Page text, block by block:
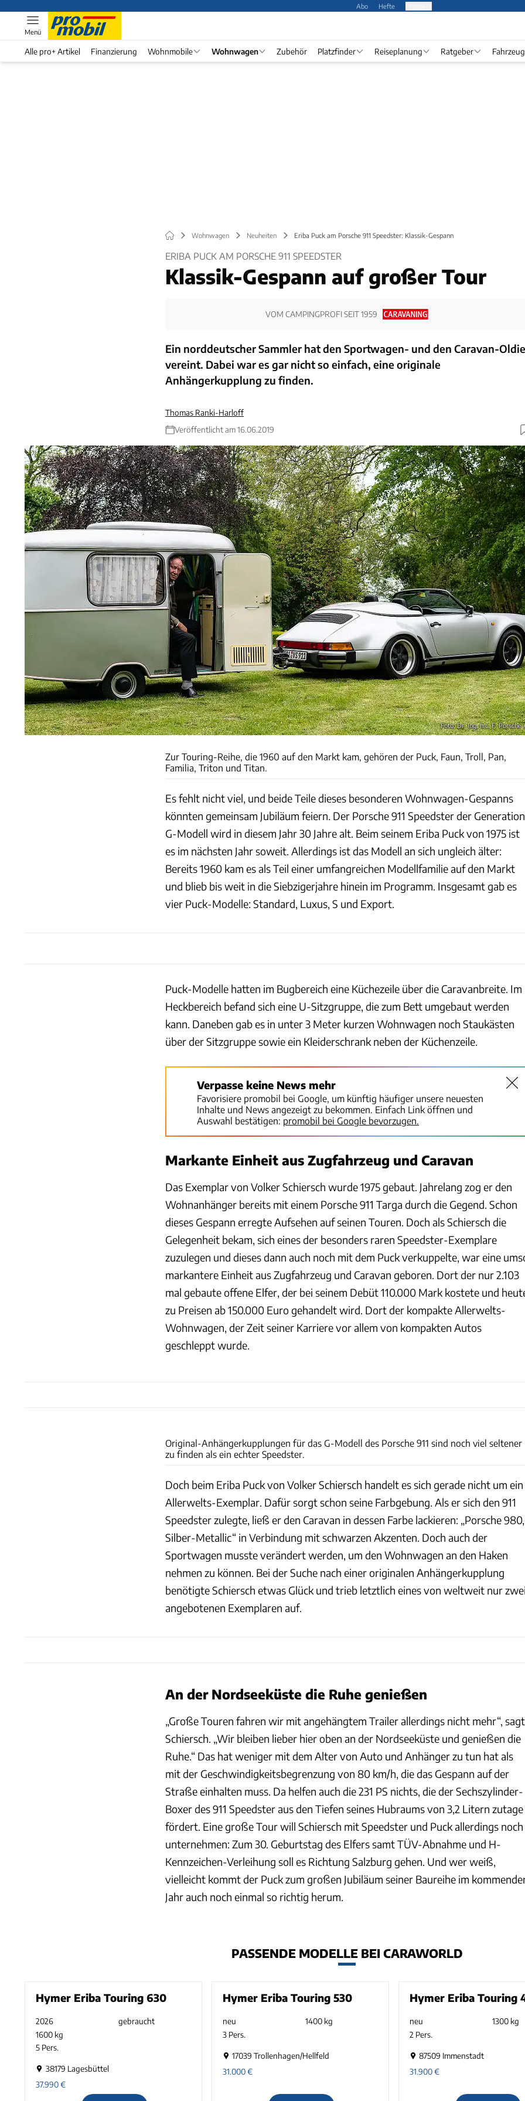
Abo Hefte
Menü
Alle pro+ Artikel Finanzierung Wohnmobile Wohnwagen Zubehör Platzfinder Reiseplanung Ratgeber
Wohnwagen Neuheiten Eriba Puck am Porsche 911 Speedster: Klassik-Gespann
ERIBA PUCK AM PORSCHE 911 SPEEDSTER
Klassik-Gespann auf großer Tour
VOM CAMPINGPROFI SEIT 1959
Ein norddeutscher Sammler hat den Sportwagen- und den Caravan-Oldie
vereint. Dabei war es gar nicht so einfach, eine originale
Anhängerkupplung zu finden.
Thomas Ranki-Harloff
Veröffentlicht am 16.06.2019
Foto: Dr. Ing. h.c. F. Porsche
Hymer
Zur Touring-Reihe, die 1960 auf den Markt kam, gehören der Puck, Faun, Troll, Pan,
Familia, Triton und Titan.
Es fehlt nicht viel, und beide Teile dieses besonderen Wohnwagen-Gespanns
könnten gemeinsam Jubiläum feiern. Der Porsche 911 Speedster der Generation
G-Modell wird in diesem Jahr 30 Jahre alt. Beim seinem Eriba Puck von 1975 ist
es im nächsten Jahr soweit. Allerdings ist das Modell an sich ungleich älter:
Bereits 1960 kam es als Teil einer umfangreichen Modellfamilie auf den Markt
und blieb bis weit in die Siebzigerjahre hinein im Programm. Insgesamt gab es
vier Puck-Modelle: Standard, Luxus, S und Export.
Puck-Modelle hatten im Bugbereich eine Küchezeile über die Caravanbreite. Im
Heckbereich befand sich eine U-Sitzgruppe, die zum Bett umgebaut werden
kann. Daneben gab es in unter 3 Meter kurzen Wohnwagen noch Staukästen
über der Sitzgruppe sowie ein Kleiderschrank neben der Küchenzeile.
Verpasse keine News mehr
Favorisiere promobil bei Google, um künftig häufiger unsere neuesten
Inhalte und News angezeigt zu bekommen. Einfach Link öffnen und
Auswahl bestätigen: promobil bei Google bevorzugen.
Markante Einheit aus Zugfahrzeug und Caravan
Das Exemplar von Volker Schiersch wurde 1975 gebaut. Jahrelang zog er den
Wohnanhänger bereits mit einem Porsche 911 Targa durch die Gegend. Schon
dieses Gespann erregte Aufsehen auf seinen Touren. Doch als Schiersch die
Gelegenheit bekam, sich eines der besonders raren Speedster-Exemplare
zuzulegen und dieses dann auch noch mit dem Puck verkuppelte, war eine
markantere Einheit aus Zugfahrzeug und Caravan geboren. Dort der nur 2.103
mal gebaute offene Elfer, der bei seinem Debüt 110.000 Mark kostete und
zu Preisen ab 150.000 Euro gehandelt wird. Dort der kompakte Allerwelts-
Wohnwagen, der Zeit seiner Karriere vor allem von kompakten Autos
geschleppt wurde.
Original-Anhängerkupplungen für das G-Modell des Porsche 911 sind noch viel seltener
zu finden als ein echter Speedster.
Doch beim Eriba Puck von Volker Schiersch handelt es sich gerade nicht um ein
Allerwelts-Exemplar. Dafür sorgt schon seine Farbgebung. Als er sich den 911
Speedster zulegte, ließ er den Caravan in dessen Farbe lackieren: „Porsche 980,
Silber-Metallic“ in Verbindung mit schwarzen Akzenten. Doch auch der
Sportwagen musste verändert werden, um den Wohnwagen an den Haken
nehmen zu können. Bei der Suche nach einer originalen Anhängerkupplung
benötigte Schiersch etwas Glück und trieb letztlich eines von weltweit nur
angebotenen Exemplaren auf.
An der Nordseeküste die Ruhe genießen
„Große Touren fahren wir mit angehängtem Trailer allerdings nicht mehr“, sagt
Schiersch. „Wir bleiben lieber hier oben an der Nordseeküste und genießen die
Ruhe.“ Das hat weniger mit dem Alter von Auto und Anhänger zu tun hat als
mit der Geschwindigkeitsbegrenzung von 80 km/h, die das Gespann auf der
Straße einhalten muss. Da helfen auch die 231 PS nichts, die der Sechszylinder-
Boxer des 911 Speedster aus den Tiefen seines Hubraums von 3,2 Litern zutage
fördert. Eine große Tour will Schiersch mit Speedster und Puck allerdings noch
unternehmen: Zum 30. Geburtstag des Elfers samt TÜV-Abnahme und H-
Kennzeichen-Verleihung soll es Richtung Salzburg gehen. Und wer weiß,
vielleicht kommt der Puck zum großen Jubiläum seiner Baureihe im
Jahr auch noch einmal so richtig herum.
PASSENDE MODELLE BEI CARAWORLD
Hymer Eriba Touring 630
2026
gebraucht
1600 kg
5 Pers.
38179 Lagesbüttel
37.990€
Hymer Eriba Touring 530
neu
1400 kg
3 Pers.
17039 Trollenhagen/Hellfeld
31.000€
Hymer Eriba Touring
neu
1300 kg
2 Pers.
87509 Immenstadt
31.900€